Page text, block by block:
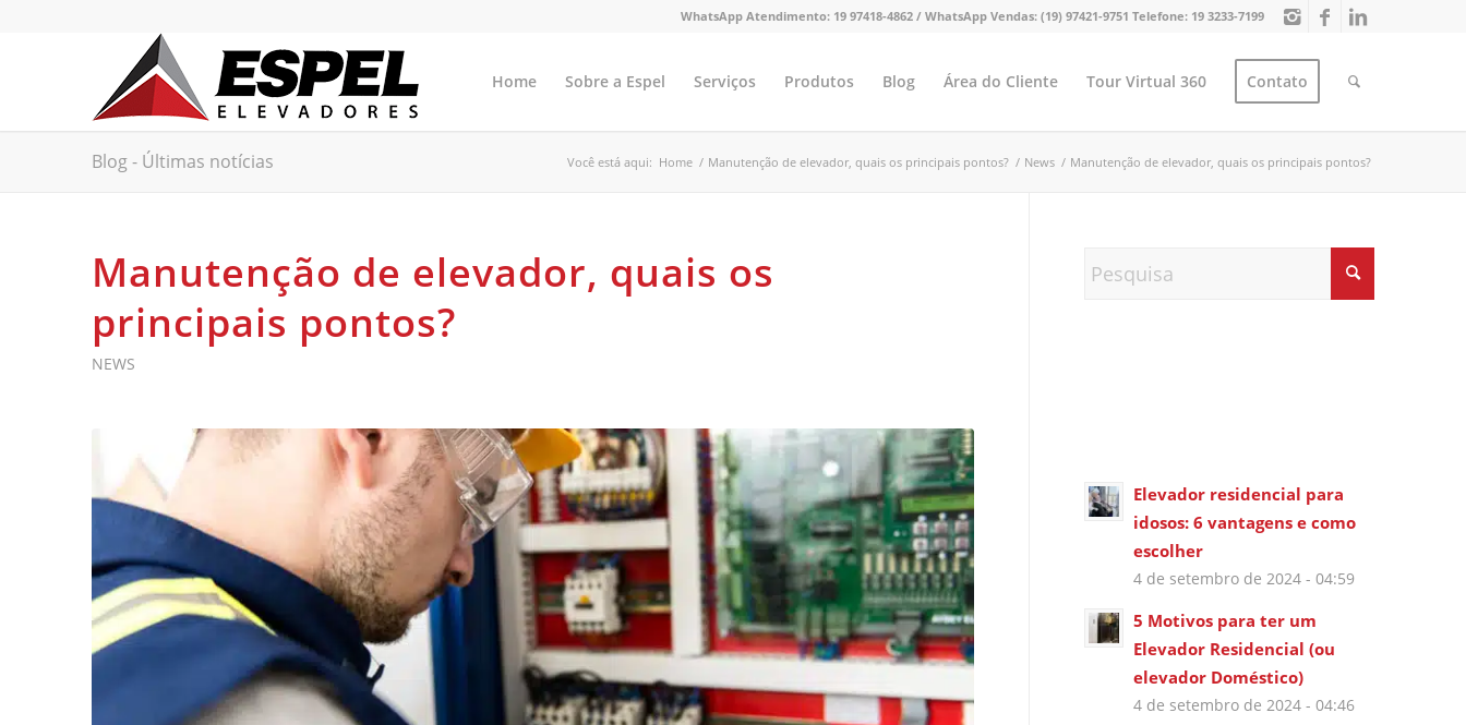
WhatsApp Atendimento: 19 97418-4862 /WhatsApp Vendas: (19) 97421-9751 Telefone: 19 3233-7199
Home Sobre a Espel Serviços Produtos Blog Área do Cliente Tour Virtual 360 Contato
Blog - Últimas notícias Você está aqui: Home / Manutenção de elevador, quais os principais pontos? / News / Manutenção de elevador, quais os principais pontos?
Manutenção de elevador, quais os
principais pontos?
NEWS
Elevador residencial para
idosos: 6 vantagens e como
escolher
4 de setembro de 2024 - 04:59
5 Motivos para ter um
Elevador Residencial (ou
elevador Doméstico)
4 de setembro de 2024 - 04:46